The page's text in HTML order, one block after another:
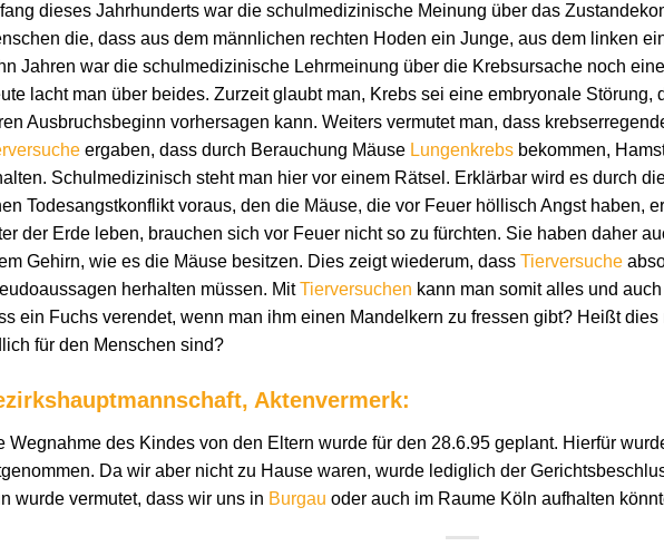
dieses Jahrhunderts war die schulmedizinische Meinung über das
die, dass aus dem männlichen rechten Hoden ein Junge, aus dem linken
Jahren war die schulmedizinische Lehrmeinung über die Krebsursache noch
lacht man über beides. Zurzeit glaubt man, Krebs sei eine embryonale Störung,
Ausbruchsbeginn vorhersagen kann. Weiters vermutet man, dass
ergaben, dass durch Berauchung Mäuse Lungenkrebs bekommen,
Schulmedizinisch steht man hier vor einem Rätsel. Erklärbar wird es durch
Todesangstkonflikt voraus, den die Mäuse, die vor Feuer höllisch Angst haben,
der Erde leben, brauchen sich vor Feuer nicht so zu fürchten. Sie haben daher
Gehirn, wie es die Mäuse besitzen. Dies zeigt wiederum, dass Tierversuche
herhalten müssen. MitTierversuchen kann man somit alles und
ein Fuchs verendet, wenn man ihm einen Mandelkern zu fressen gibt? Heißt
für den Menschen sind?
Aktenvermerk:
Wegnahme des Kindes von den Eltern wurde für den 28.6.95 geplant. Hierfür
Da wir aber nicht zu Hause waren, wurde lediglich der
wurde vermutet, dass wir uns in Burgau oder auch im Raume Köln aufhalten